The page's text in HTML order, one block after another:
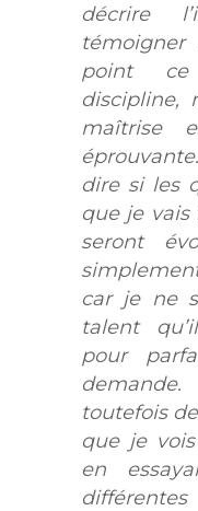
décrire
point ce
discipline,
maîtrise
dire si les
que je vais
seront
car je ne
talent
pour
toutefois
que je
en